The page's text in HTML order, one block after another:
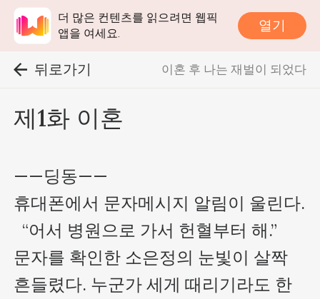
더 많은 컨텐츠를 읽으려면 웹픽
앱을 여세요.
열기
뒤로가기 이혼 후 나는 재벌이 되었다
제1화 이혼
——딩동——
휴대폰에서 문자메시지 알림이 울린다.
문자를 확인한 소은정의 눈빛이 살짝
흔들렸다. 누군가 세게 때리기라도 한